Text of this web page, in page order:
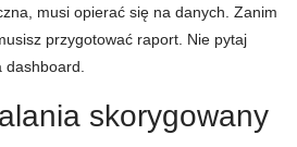
musi opierać się na danych. Zanim
przygotować raport. Nie pytaj
dashboard.
skorygowany